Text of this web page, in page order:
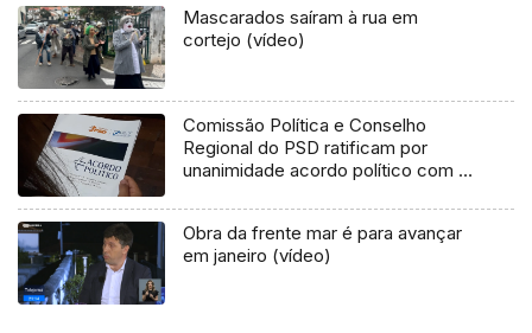
Mascarados saíram à rua em
cortejo (vídeo)
Comissão Política e Conselho
Regional do PSD ratificam por
unanimidade acordo político com o
Obra da frente mar é para avançar
em janeiro (vídeo)